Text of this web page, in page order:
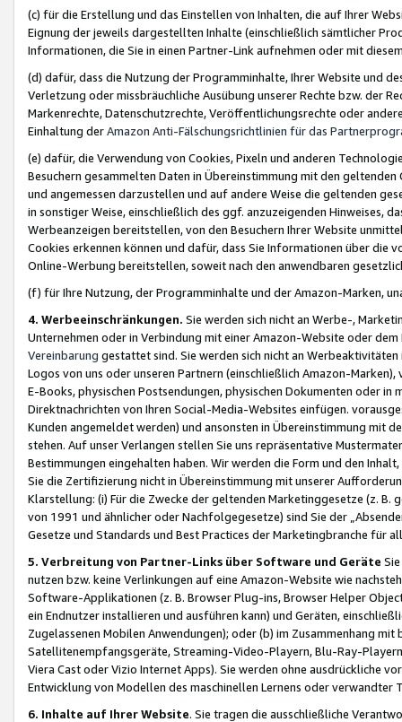
(c) für die Erstellung und das Einstellen von Inhalten, die auf Ihrer
Eignung der jeweils dargestellten Inhalte (einschließlich sämtlicher
Informationen, die Sie in einen Partner-Link aufnehmen oder mit
(d) dafür, dass die Nutzung der Programminhalte, Ihrer Website und
Verletzung oder missbräuchliche Ausübung unserer Rechte bzw. der
Markenrechte, Datenschutzrechte, Veröffentlichungsrechte oder
Einhaltung derAmazon Anti-Fälschungsrichtlinien für das
(e) dafür, die Verwendung von Cookies, Pixeln und anderen
Besuchern gesammelten Daten in Übereinstimmung mit den
und angemessen darzustellen und auf andere Weise die geltenden
in sonstiger Weise, einschließlich des ggf. anzuzeigenden Hinweises,
Werbeanzeigen bereitstellen, von den Besuchern Ihrer Website
Cookies erkennen können und dafür, dass Sie Informationen über die
Online-Werbung bereitstellen, soweit nach den anwendbaren
(f) für Ihre Nutzung, der Programminhalte und der Amazon-Marken,
4. Werbeeinschränkungen. Sie werden sich nicht an Werbe-,
Unternehmen oder in Verbindung mit einer Amazon-Website oder
Vereinbarung gestattet sind. Sie werden sich nicht an
Logos von uns oder unseren Partnern (einschließlich Amazon-
E-Books, physischen Postsendungen, physischen Dokumenten oder in
Direktnachrichten von Ihren Social-Media-Websites einfügen.
Kunden angemeldet werden) und ansonsten in Übereinstimmung mit
stehen. Auf unser Verlangen stellen Sie uns repräsentative
Bestimmungen eingehalten haben. Wir werden die Form und den
Sie die Zertifizierung nicht in Übereinstimmung mit unserer
Klarstellung: (i) Für die Zwecke der geltenden Marketinggesetze (z. B.
von 1991 und ähnlicher oder Nachfolgegesetze) sind Sie der
Gesetze und Standards und Best Practices der Marketingbranche für
5. Verbreitung von Partner-Links über Software und Geräte
nutzen bzw. keine Verlinkungen auf eine Amazon-Website wie
Software-Applikationen (z. B. Browser Plug-ins, Browser Helper
ein Endnutzer installieren und ausführen kann) und Geräten,
Zugelassenen Mobilen Anwendungen); oder (b) im Zusammenhang
Satellitenempfangsgeräte, Streaming-Video-Playern, Blu-Ray-
Viera Cast oder Vizio Internet Apps). Sie werden ohne ausdrückliche
Entwicklung von Modellen des maschinellen Lernens oder
6. Inhalte auf Ihrer Website. Sie tragen die ausschließliche